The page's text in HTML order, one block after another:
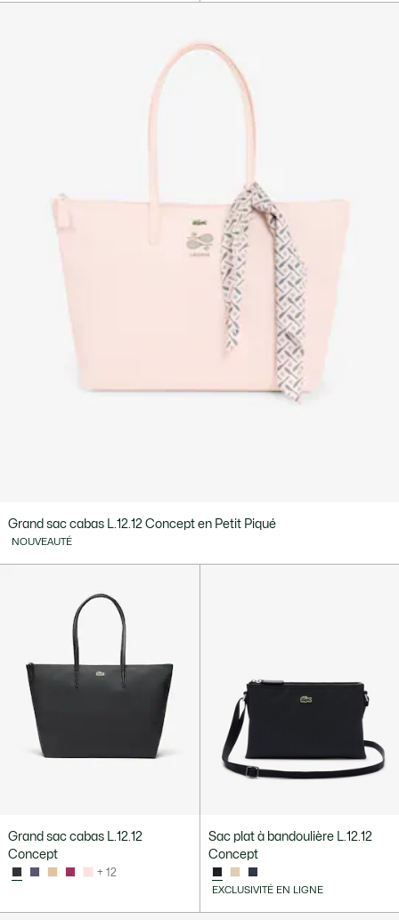
Grand sac cabas L.12.12 Concept en Petit Piqué
NOUVEAUTÉ
Grand sac cabas L.12.12
Concept
+ 12
Sac plat à bandoulière L.12.12
Concept
EXCLUSIVITÉ EN LIGNE